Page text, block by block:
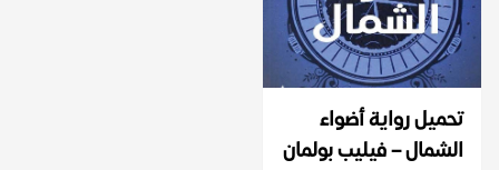
تحميل رواية أضواء
الشمال – فيليب بولمان